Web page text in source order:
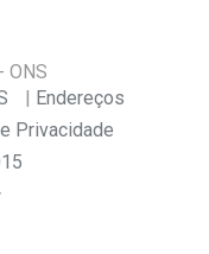
- ONS
Endereços
Privacidade